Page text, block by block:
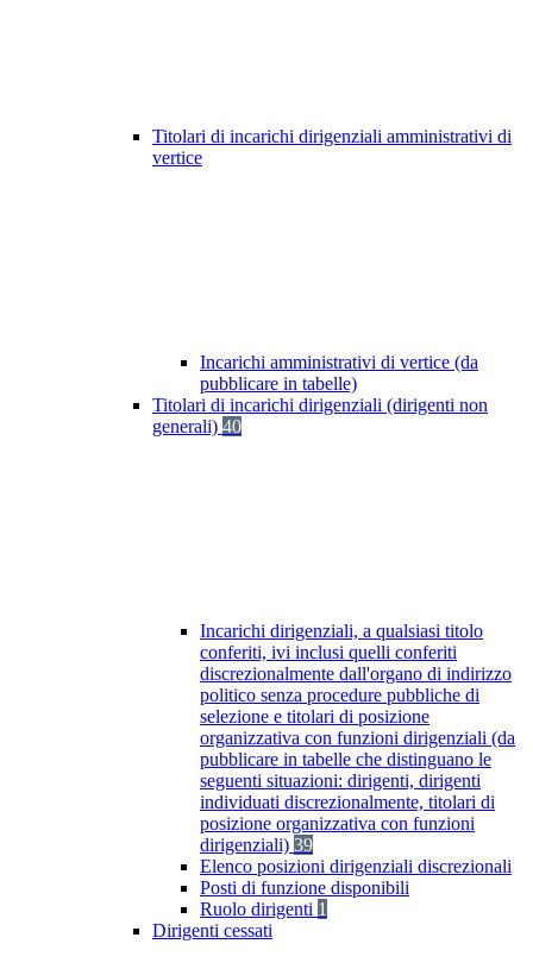
Titolari di incarichi dirigenziali amministrativi di
vertice
Incarichi amministrativi di vertice (da
pubblicare in tabelle)
Titolari di incarichi dirigenziali (dirigenti non
generali) 40
Incarichi dirigenziali, a qualsiasi titolo
conferiti, ivi inclusi quelli conferiti
discrezionalmente dall'organo di indirizzo
politico senza procedure pubbliche di
selezione e titolari di posizione
organizzativa con funzioni dirigenziali (da
pubblicare in tabelle che distinguano le
seguenti situazioni: dirigenti, dirigenti
individuati discrezionalmente, titolari di
posizione organizzativa con funzioni
dirigenziali) 39
Elenco posizioni dirigenziali discrezionali
Posti di funzione disponibili
Ruolo dirigenti 1
Dirigenti cessati